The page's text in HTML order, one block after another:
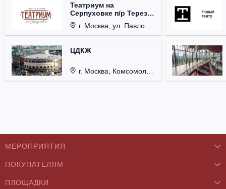
Театриум на
Серпуховке п/р Терезы
Дуровой
г. Москва, ул. Павловская, д. 6.
ЦДКЖ
г. Москва, Комсомольская пл., д. 4.
МЕРОПРИЯТИЯ
Концерты
ПОКУПАТЕЛЯМ
ПЛОЩАДКИ